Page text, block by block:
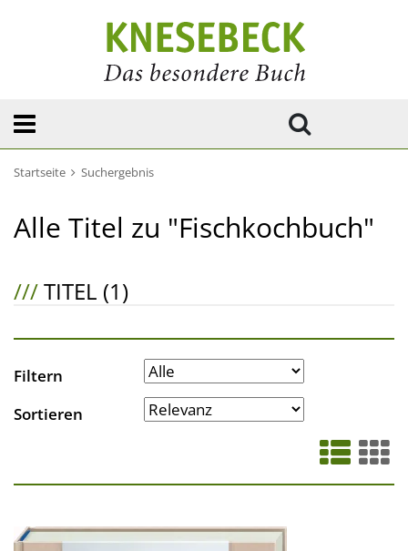
Startseite Suchergebnis
Alle Titel zu "Fischkochbuch"
///TITEL (1)
Filtern
Sortieren